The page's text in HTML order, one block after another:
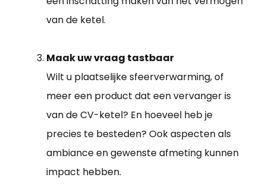
van de ketel.
Maak uw vraag tastbaar
Wilt u plaatselijke sfeerverwarming, of
meer een product dat een vervanger is
van de CV-ketel? En hoeveel heb je
precies te besteden? Ook aspecten als
ambiance en gewenste afmeting kunnen
impact hebben.